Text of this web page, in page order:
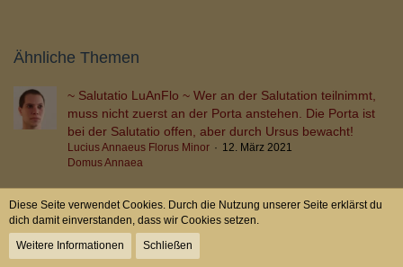
Ähnliche Themen
~ Salutatio LuAnFlo ~ Wer an der Salutation teilnimmt,
muss nicht zuerst an der Porta anstehen. Die Porta ist
bei der Salutatio offen, aber durch Ursus bewacht!
Lucius Annaeus Florus Minor
12. März 2021
Domus Annaea
Diese Seite verwendet Cookies. Durch die Nutzung unserer Seite erklärst du
dich damit einverstanden, dass wir Cookies setzen.
Weitere Informationen
Schließen